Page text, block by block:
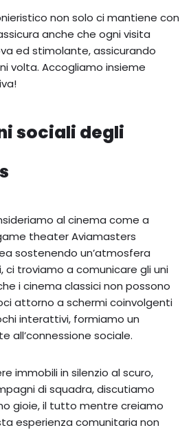
non solo ci mantiene con
anche che ogni visita
ed stimolante, assicurando
volta. Accogliamo insieme
sociali degli
al cinema come a
theater Aviamasters
sostenendo un’atmosfera
ci troviamo a comunicare gli uni
i cinema classici non possono
attorno a schermi coinvolgenti
interattivi, formiamo un
all’connessione sociale.
immobili in silenzio al scuro,
di squadra, discutiamo
gioie, il tutto mentre creiamo
esperienza comunitaria non